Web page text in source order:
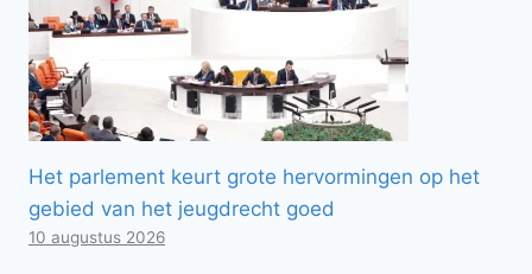
Het parlement keurt grote hervormingen op het
gebied van het jeugdrecht goed
10 augustus 2026